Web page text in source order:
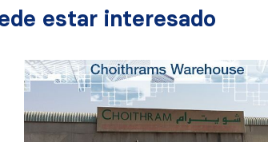
estar interesado